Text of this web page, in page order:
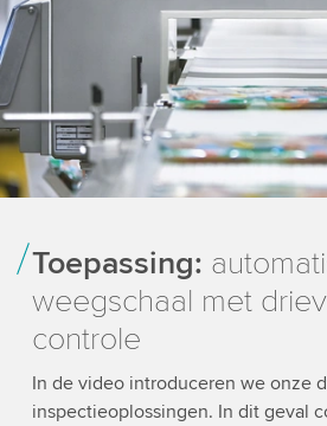
Toepassing:
weegschaal met
controle
In de video introduceren we onze
inspectieoplossingen. In dit geval